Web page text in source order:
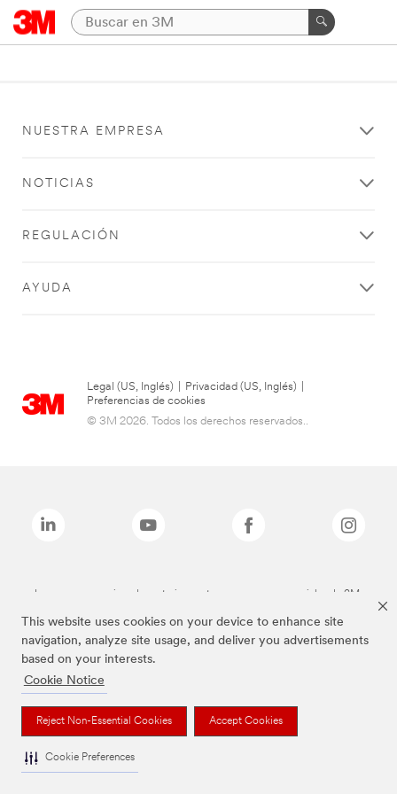
This website uses cookies on your device to enhance site
navigation, analyze site usage, and deliver you advertisements
based on your interests.
Cookie Notice
Reject Non-Essential Cookies Accept Cookies
Cookie Preferences
NUESTRA EMPRESA
NOTICIAS
REGULACIÓN
AYUDA
Legal (US, Inglés) Privacidad (US, Inglés)
Preferencias de cookies
© 3M 2026. Todos los derechos reservados..
Las marcas mencionadas anteriormente son marcas comerciales de 3M.